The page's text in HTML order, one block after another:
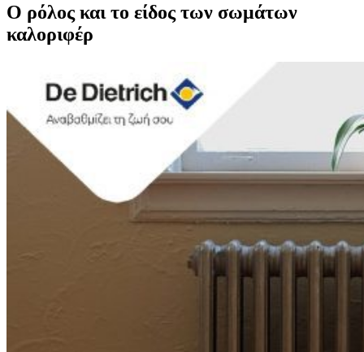
Ο ρόλος και το είδος των σωμάτων
καλοριφέρ